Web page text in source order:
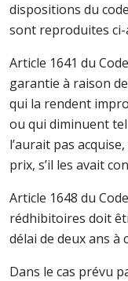
dispositions du
sont reproduites ci-
Article 1641 du
garantie à raison
qui la rendent
ou qui diminuent
l’aurait pas
prix, s’il les avait
Article 1648 du
rédhibitoires doit
délai de deux ans à
Dans le cas prévu